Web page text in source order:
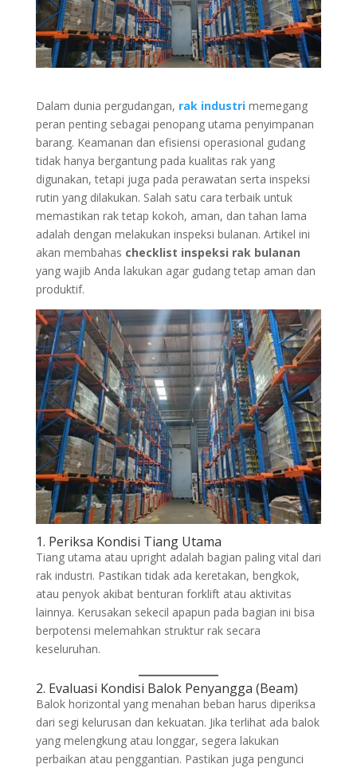
Dalam dunia pergudangan, rak industrimemegang
peran penting sebagai penopang utama penyimpanan
barang. Keamanan dan efisiensi operasional gudang
tidak hanya bergantung pada kualitas rak yang
digunakan, tetapi juga pada perawatan serta inspeksi
rutin yang dilakukan. Salah satu cara terbaik untuk
memastikan rak tetap kokoh, aman, dan tahan lama
adalah dengan melakukan inspeksi bulanan. Artikel ini
akan membahas checklist inspeksi rak bulanan
yang wajib Anda lakukan agar gudang tetap aman dan
produktif.
1. Periksa Kondisi Tiang Utama
Tiang utama atau upright adalah bagian paling vital dari
rak industri. Pastikan tidak ada keretakan, bengkok,
atau penyok akibat benturan forklift atau aktivitas
lainnya. Kerusakan sekecil apapun pada bagian ini bisa
berpotensi melemahkan struktur rak secara
keseluruhan.
2. Evaluasi Kondisi Balok Penyangga (Beam)
Balok horizontal yang menahan beban harus diperiksa
dari segi kelurusan dan kekuatan. Jika terlihat ada balok
yang melengkung atau longgar, segera lakukan
perbaikan atau penggantian. Pastikan juga pengunci